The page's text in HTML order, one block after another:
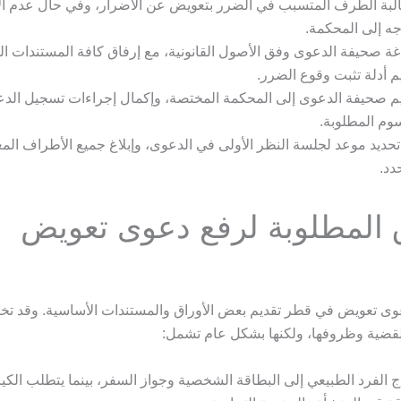
الطرف المتسبب في الضرر بتعويض عن الأضرار، وفي حال عدم
إلى المحكمة.
صحيفة الدعوى وفق الأصول القانونية، مع إرفاق كافة المستندات
أدلة تثبت وقوع الضرر.
صحيفة الدعوى إلى المحكمة المختصة، وإكمال إجراءات تسجيل
المطلوبة.
موعد لجلسة النظر الأولى في الدعوى، وإبلاغ جميع الأطراف
المطلوبة لرفع دعوى تعويض
تعويض في قطر تقديم بعض الأوراق والمستندات الأساسية. وقد
وظروفها، ولكنها بشكل عام تشمل:
الفرد الطبيعي إلى البطاقة الشخصية وجواز السفر، بينما يتطلب